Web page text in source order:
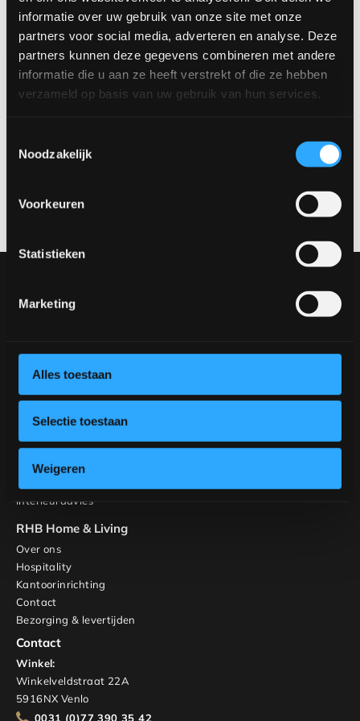
informatie over uw gebruik van onze site met onze
partners voor social media, adverteren en analyse. Deze
partners kunnen deze gegevens combineren met andere
informatie die u aan ze heeft verstrekt of die ze hebben
verzameld op basis van uw gebruik van hun services.
Noodzakelijk
Voorkeuren
Statistieken
Marketing
Alles toestaan
Selectie toestaan
Weigeren
perfecte eettafel volledig naar wens samen.
Beschikbare afmetingen:
Ø120 cm
Ø130 cm
en ontdek de verschillende materialen, kleuren en opstellingen.
Maak een afspraak via
077-3903542 .
Meubels
Ontwerp jouw tafel
Ontwerp jouw stoel
Inspiratie
Banken
Stoelen
Kasten en TV-meubels
Interieuradvies
RHB Home & Living
Over ons
Hospitality
Kantoorinrichting
Contact
Bezorging & levertijden
Contact
Winkel:
Winkelveldstraat 22A
5916NX Venlo
0031 (0)77 390 35 42